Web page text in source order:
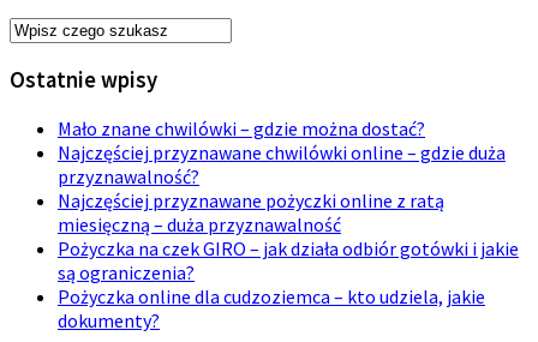
Ostatnie wpisy
Mało znane chwilówki – gdzie można dostać?
Najczęściej przyznawane chwilówki online – gdzie duża
przyznawalność?
Najczęściej przyznawane pożyczki online z ratą
miesięczną – duża przyznawalność
Pożyczka na czek GIRO – jak działa odbiór gotówki i jakie
są ograniczenia?
Pożyczka online dla cudzoziemca – kto udziela, jakie
dokumenty?